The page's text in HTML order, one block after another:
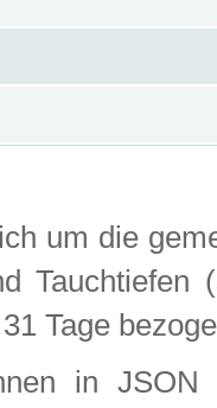
um die
Tauchtiefen
Tage
in